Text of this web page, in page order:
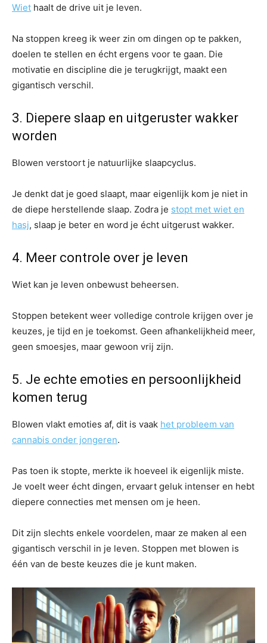
Wiet haalt de drive uit je leven.
Na stoppen kreeg ik weer zin om dingen op te pakken,
doelen te stellen en écht ergens voor te gaan. Die
motivatie en discipline die je terugkrijgt, maakt een
gigantisch verschil.
3. Diepere slaap en uitgeruster wakker
worden
Blowen verstoort je natuurlijke slaapcyclus.
Je denkt dat je goed slaapt, maar eigenlijk kom je niet in
de diepe herstellende slaap. Zodra je stopt met wiet en
hasj, slaap je beter en word je écht uitgerust wakker.
4. Meer controle over je leven
Wiet kan je leven onbewust beheersen.
Stoppen betekent weer volledige controle krijgen over je
keuzes, je tijd en je toekomst. Geen afhankelijkheid meer,
geen smoesjes, maar gewoon vrij zijn.
5. Je echte emoties en persoonlijkheid
komen terug
Blowen vlakt emoties af, dit is vaak het probleem van
cannabis onder jongeren.
Pas toen ik stopte, merkte ik hoeveel ik eigenlijk miste.
Je voelt weer écht dingen, ervaart geluk intenser en hebt
diepere connecties met mensen om je heen.
Dit zijn slechts enkele voordelen, maar ze maken al een
gigantisch verschil in je leven. Stoppen met blowen is
één van de beste keuzes die je kunt maken.